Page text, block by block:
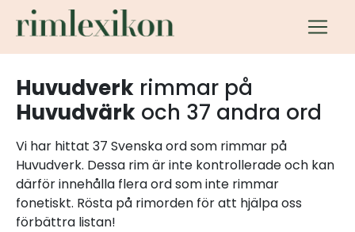
Huvudverk rimmar på
Huvudvärk och 37 andra ord
Vi har hittat 37 Svenska ord som rimmar på
Huvudverk. Dessa rim är inte kontrollerade och kan
därför innehålla flera ord som inte rimmar
fonetiskt. Rösta på rimorden för att hjälpa oss
förbättra listan!